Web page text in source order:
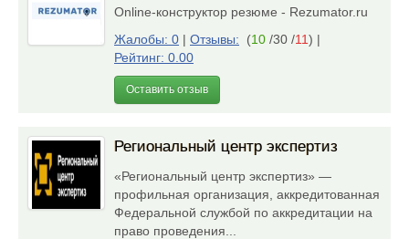
Online-конструктор резюме - Rezumator.ru
Жалобы: 0 | Отзывы: (10 /30 /11) |
Рейтинг: 0.00
Оставить отзыв
Региональный центр экспертиз
«Региональный центр экспертиз» —
профильная организация, аккредитованная
Федеральной службой по аккредитации на
право проведения...